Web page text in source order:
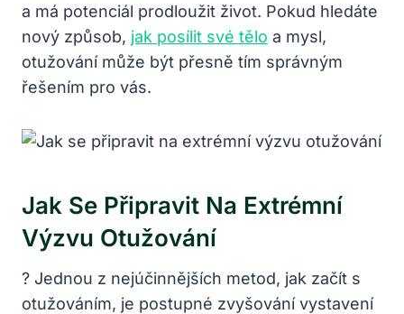
a má potenciál prodloužit život. Pokud hledáte
nový způsob, jak posílit své tělo a mysl,
otužování může být přesně tím správným
řešením pro vás.
Jak Se Připravit Na Extrémní
Výzvu Otužování
? Jednou z nejúčinnějších metod, jak začít s
otužováním, je postupné zvyšování vystavení